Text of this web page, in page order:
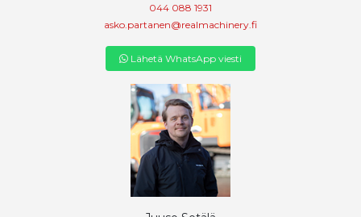
044 088 1931
asko.partanen@realmachinery.fi
Lähetä WhatsApp viesti